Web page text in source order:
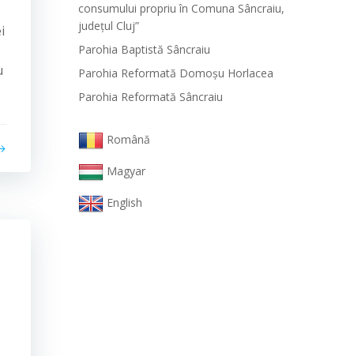
consumului propriu în Comuna Sâncraiu,
județul Cluj”
Parohia Baptistă Sâncraiu
Parohia Reformată Domoşu Horlacea
Parohia Reformată Sâncraiu
Română
Magyar
English